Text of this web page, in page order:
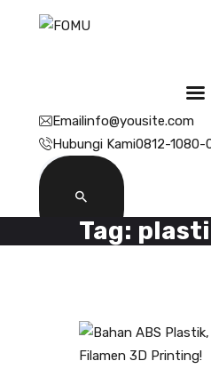
Emailinfo@yousite.com
Hubungi Kami0812-1080-
Tag:
3D Services
Tentang FOMU
Blog